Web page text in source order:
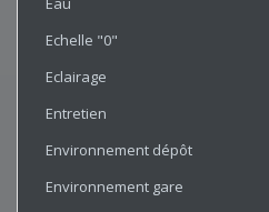
Echelle "0"
Eclairage
Entretien
Environnement dépôt
Environnement gare